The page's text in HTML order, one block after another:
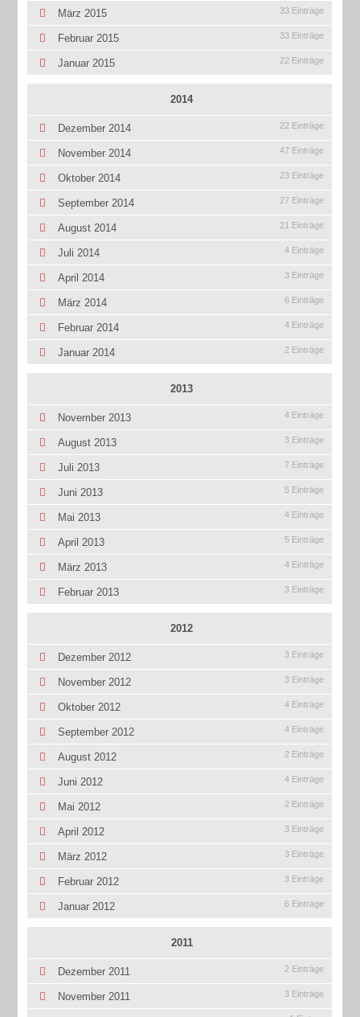
März 2015 33 Einträge
Februar 2015 33 Einträge
Januar 2015 22 Einträge
2014
Dezember 2014 22 Einträge
November 2014 47 Einträge
Oktober 2014 23 Einträge
September 2014 27 Einträge
August 2014 21 Einträge
Juli 2014 4 Einträge
April 2014 3 Einträge
März 2014 6 Einträge
Februar 2014 4 Einträge
Januar 2014 2 Einträge
2013
November 2013 4 Einträge
August 2013 3 Einträge
Juli 2013 7 Einträge
Juni 2013 5 Einträge
Mai 2013 4 Einträge
April 2013 5 Einträge
März 2013 4 Einträge
Februar 2013 3 Einträge
2012
Dezember 2012 3 Einträge
November 2012 3 Einträge
Oktober 2012 4 Einträge
September 2012 4 Einträge
August 2012 2 Einträge
Juni 2012 4 Einträge
Mai 2012 2 Einträge
April 2012 3 Einträge
März 2012 3 Einträge
Februar 2012 3 Einträge
Januar 2012 6 Einträge
2011
Dezember 2011 2 Einträge
November 2011 3 Einträge